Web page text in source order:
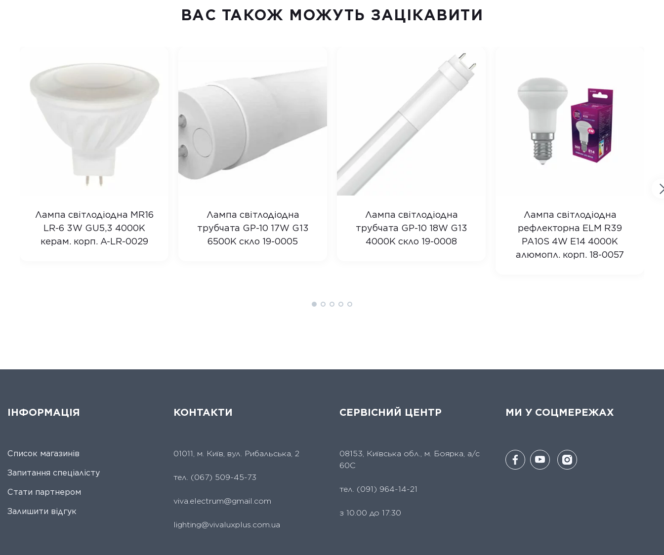
ВАC ТАКОЖ МОЖУТЬ ЗАЦІКАВИТИ
Лампа світлодіодна MR16
LR-6 3W GU5,3 4000K
керам. корп. A-LR-0029
Лампа світлодіодна
трубчата GP-10 17W G13
6500K скло 19-0005
Лампа світлодіодна
трубчата GP-10 18W G13
4000K скло 19-0008
Лампа світлодіодна
рефлекторна ELM R39
PA10S 4W E14 4000K
алюмопл. корп. 18-0057
ІНФОРМАЦІЯ
Список магазинів
Запитання спеціалісту
Стати партнером
Залишити відгук
КОНТАКТИ
01011, м. Київ, вул. Рибальська, 2
тел. (067) 509-45-73
viva.electrum@gmail.com
lighting@vivaluxplus.com.ua
СЕРВІСНИЙ ЦЕНТР
08153, Київська обл., м. Боярка, а/с
60С
тел. (091) 964-14-21
з 10.00 до 17:30
МИ У СОЦМЕРЕЖАХ